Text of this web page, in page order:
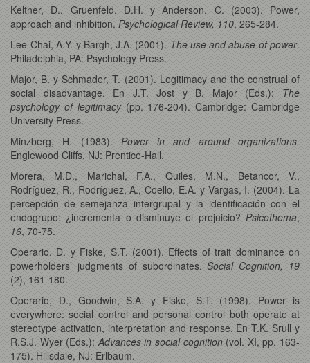
Keltner, D., Gruenfeld, D.H. y Anderson, C. (2003). Power,
approach and inhibition. Psychological Review, 110, 265-284.
Lee-Chai, A.Y. y Bargh, J.A. (2001). The use and abuse of power.
Philadelphia, PA: Psychology Press.
Major, B. y Schmader, T. (2001). Legitimacy and the construal of
social disadvantage. En J.T. Jost y B. Major (Eds.): The
psychology of legitimacy(pp. 176-204). Cambridge: Cambridge
University Press.
Minzberg, H. (1983). Power in and around organizations.
Englewood Cliffs, NJ: Prentice-Hall.
Morera, M.D., Marichal, F.A., Quiles, M.N., Betancor, V.,
Rodríguez, R., Rodríguez, A., Coello, E.A. y Vargas, I. (2004). La
percepción de semejanza intergrupal y la identificación con el
endogrupo: ¿incrementa o disminuye el prejuicio? Psicothema,
16, 70-75.
Operario, D. y Fiske, S.T. (2001). Effects of trait dominance on
powerholders’ judgments of subordinates.Social Cognition, 19
(2), 161-180.
Operario, D., Goodwin, S.A. y Fiske, S.T. (1998). Power is
everywhere: social control and personal control both operate at
stereotype activation, interpretation and response. En T.K. Srull y
R.S.J. Wyer (Eds.): Advances in social cognition(vol. XI, pp. 163-
175). Hillsdale, NJ: Erlbaum.